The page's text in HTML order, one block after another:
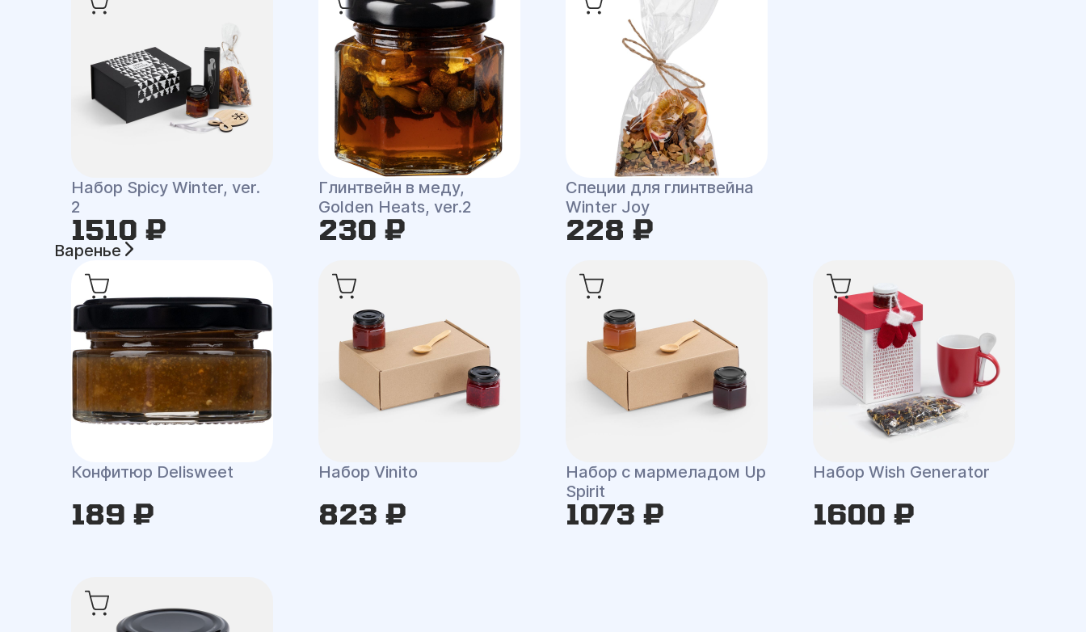
Набор Spicy Winter, ver.
2
1510 ₽
Глинтвейн в меду,
Golden Heats, ver.2
230 ₽
Специи для глинтвейна
Winter Joy
228 ₽
Варенье
Конфитюр Delisweet
189 ₽
Набор Vinito
823 ₽
Набор с мармеладом Up
Spirit
1073 ₽
Набор Wish Generator
1600 ₽